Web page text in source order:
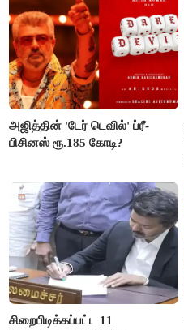
அஜித்தின் 'டேர் டெவில்' ப்ரீ-
பிசினஸ் ரூ.185 கோடி?
சிறைபிடிக்கப்பட்ட 11